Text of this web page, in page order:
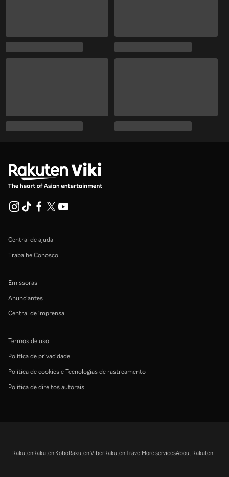
Central de ajuda
Trabalhe Conosco
Emissoras
Anunciantes
Central de imprensa
Termos de uso
Política de privacidade
Política de cookies e Tecnologias de rastreamento
Política de direitos autorais
RakutenRakuten KoboRakuten ViberRakuten TravelMore servicesAbout Rakuten